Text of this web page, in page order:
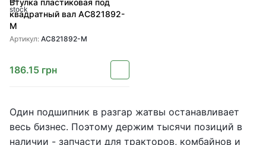
Втулка пластиковая под
квадратный вал AC821892-
M
Артикул: AC821892-M
186.15 грн
Один подшипник в разгар жатвы останавливает
весь бизнес. Поэтому держим тысячи позиций в
наличии - запчасти для тракторов, комбайнов и